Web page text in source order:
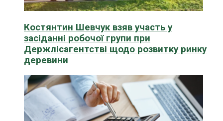
Костянтин Шевчук взяв участь у
засіданні робочої групи при
Держлісагентстві щодо розвитку ринку
деревини